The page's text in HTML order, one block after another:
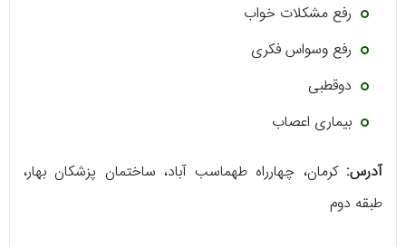
رفع مشکلات خواب
رفع وسواس فکری
دوقطبی
بیماری اعصاب
آدرس: کرمان، چهارراه طهماسب آباد، ساختمان پزشکان بهار،
طبقه دوم